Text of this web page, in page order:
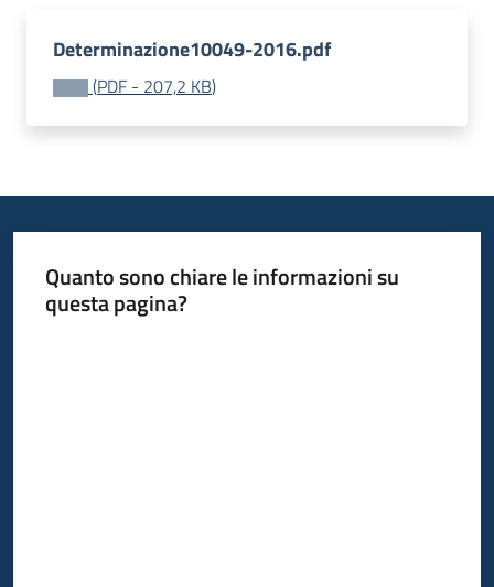
Determinazione10049-2016.pdf
(PDF - 207,2 KB)
Quanto sono chiare le informazioni su
questa pagina?